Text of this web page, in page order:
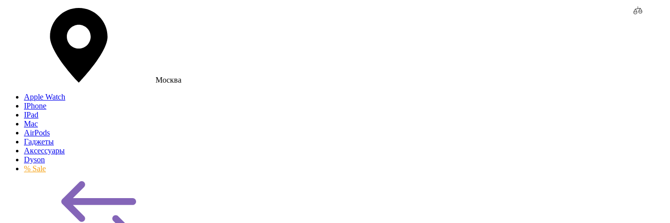
Москва
Apple Watch
IPhone
IPad
Mac
AirPods
Гаджеты
Аксессуары
Dyson
% Sale